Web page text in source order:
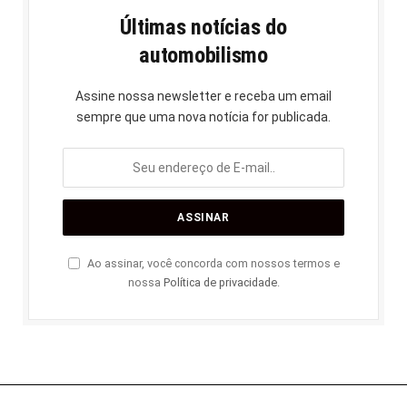
Últimas notícias do
automobilismo
Assine nossa newsletter e receba um email
sempre que uma nova notícia for publicada.
Ao assinar, você concorda com nossos termos e
nossa Política de privacidade.